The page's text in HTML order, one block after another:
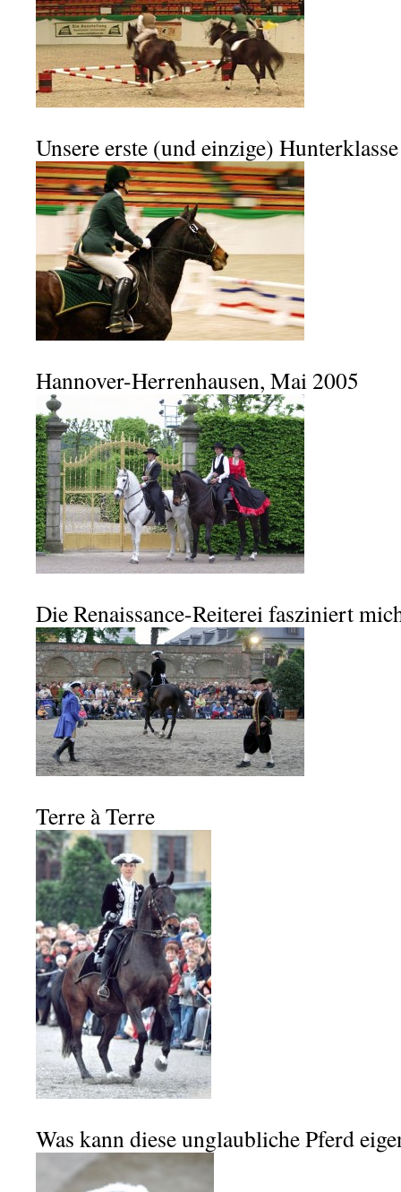
Unsere erste (und einzige) Hunterklasse
Hannover-Herrenhausen, Mai 2005
Die Renaissance-Reiterei fasziniert
Terre à Terre
Was kann diese unglaubliche Pferd